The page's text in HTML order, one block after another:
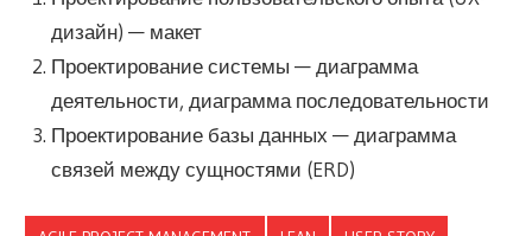
дизайн) — макет
Проектирование системы — диаграмма
деятельности, диаграмма последовательности
Проектирование базы данных — диаграмма
связей между сущностями (ERD)